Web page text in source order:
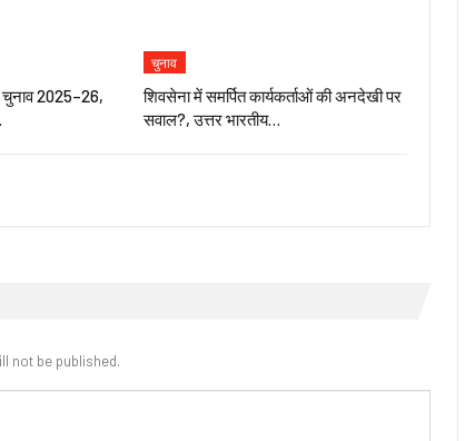
चुनाव 2025–26,
चुनाव
शिवसेना में समर्पित कार्यकर्ताओं की अनदेखी पर
सवाल?, उत्तर भारतीय…
not be published.